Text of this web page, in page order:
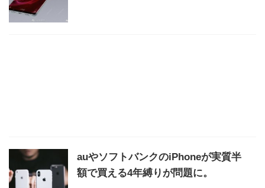
auやソフトバンクのiPhoneが実質半
額で買える4年縛りが問題に。